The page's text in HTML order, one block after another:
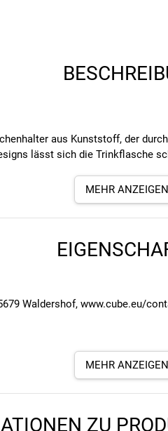
aus Kunststoff, der
lässt sich die Trinkflasche
MEHR ANZEIGEN
Waldershof, www.cube.eu/
MEHR ANZEIGEN
ZU